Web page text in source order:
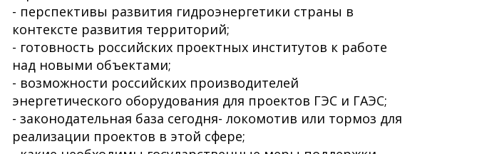
- перспективы развития гидроэнергетики страны в
контексте развития территорий;
- готовность российских проектных институтов к работе
над новыми объектами;
- возможности российских производителей
энергетического оборудования для проектов ГЭС и ГАЭС;
- законодательная база сегодня- локомотив или тормоз для
реализации проектов в этой сфере;